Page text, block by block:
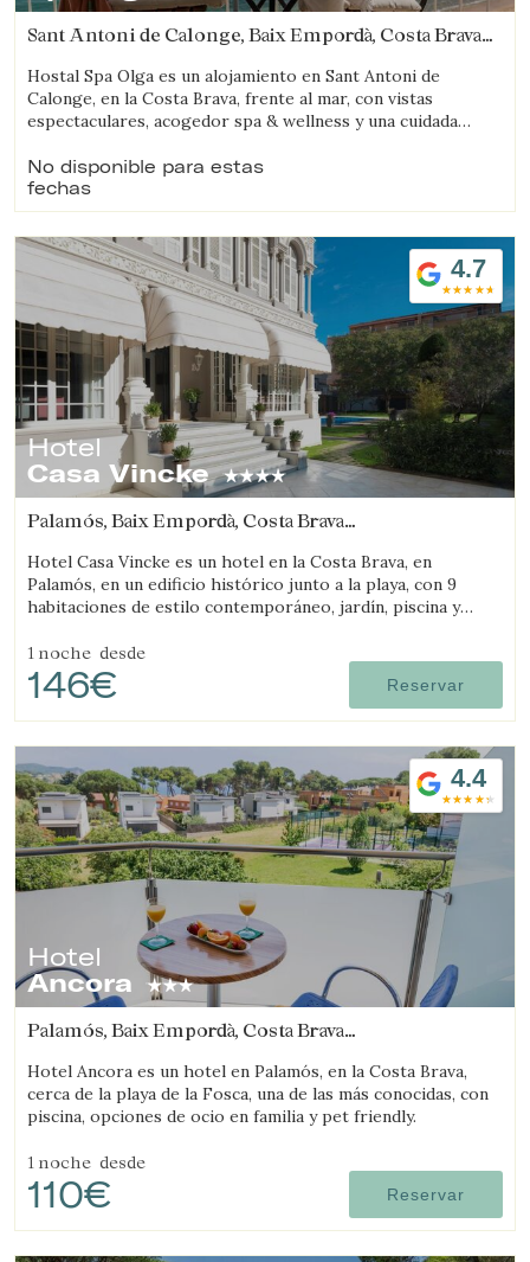
Sant Antoni de Calonge, Baix Empordà, Costa Brava
Hostal Spa Olga es un alojamiento en Sant Antoni de
Calonge, en la Costa Brava, frente al mar, con vistas
espectaculares, acogedor spa & wellness y una cuidada
No disponible para estas
fechas
4.7
Hotel
Casa Vincke
Palamós, Baix Empordà, Costa Brava
Hotel Casa Vincke es un hotel en la Costa Brava, en
Palamós, en un edificio histórico junto a la playa, con 9
habitaciones de estilo contemporáneo, jardín, piscina y
1 noche desde
146€ Reservar
4.4
Hotel
Ancora
Palamós, Baix Empordà, Costa Brava
Hotel Ancora es un hotel en Palamós, en la Costa Brava,
cerca de la playa de la Fosca, una de las más conocidas, con
piscina, opciones de ocio en familia y pet friendly.
1 noche desde
110€ Reservar